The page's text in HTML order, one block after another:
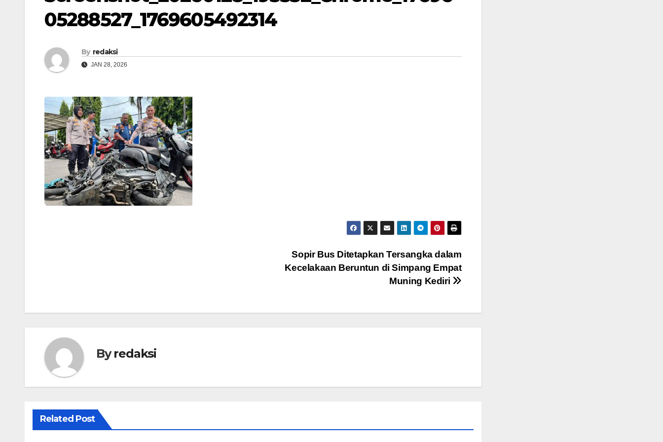
05288527_1769605492314
By redaksi
JAN 28, 2026
Sopir Bus Ditetapkan Tersangka dalam
Kecelakaan Beruntun di Simpang Empat
Muning Kediri
Byredaksi
Related Post